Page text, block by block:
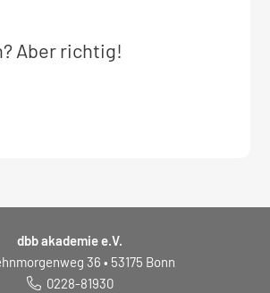
Aber richtig!
dbb akademie e.V.
36 • 53175 Bonn
0228-81930